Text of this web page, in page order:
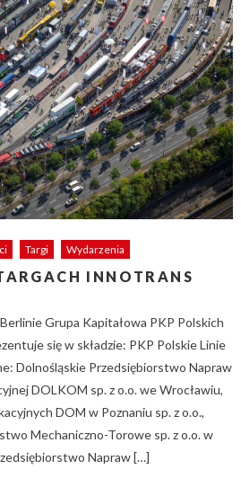
Targi Wydarzenia
INNOTRANS
Grupa Kapitałowa PKP Polskich
się w składzie: PKP Polskie Linie
Dolnośląskie Przedsiębiorstwo Napraw
DOLKOM sp. z o.o. we Wrocławiu,
DOM w Poznaniu sp. z o.o.,
Mechaniczno-Torowe sp. z o.o. w
Napraw […]